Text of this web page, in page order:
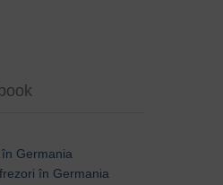
Germania
în Germania